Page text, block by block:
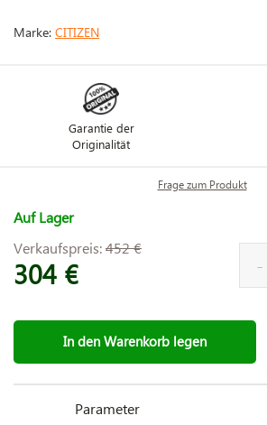
Marke: CITIZEN
Garantie der
Originalität
Frage zum Produkt
Auf Lager
Verkaufspreis:452 €
304 €
In den Warenkorb legen
Parameter